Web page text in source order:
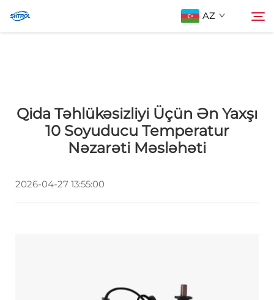
AZ
Məhsullar
Bizimlə Əlaqə
Qida Təhlükəsizliyi Üçün Ən Yaxşı
10 Soyuducu Temperatur
Nəzarəti Məsləhəti
2026-04-27 13:55:00